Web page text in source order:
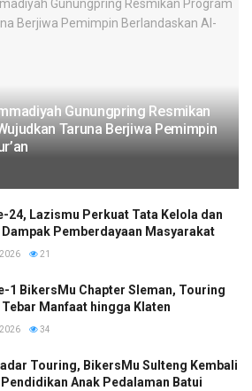
Gunungpring Resmikan
Taruna Berjiwa Pemimpin
24, Lazismu Perkuat Tata Kelola dan
Dampak Pemberdayaan Masyarakat
21
1 BikersMu Chapter Sleman, Touring
Tebar Manfaat hingga Klaten
34
Touring, BikersMu Sulteng Kembali
Pendidikan Anak Pedalaman Batui